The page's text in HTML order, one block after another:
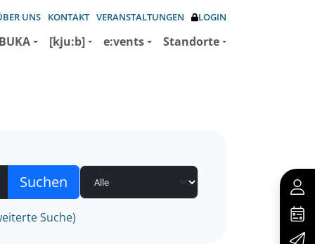
UNS KONTAKT VERANSTALTUNGEN LOGIN
[kju:b] e:vents Standorte
Suche)